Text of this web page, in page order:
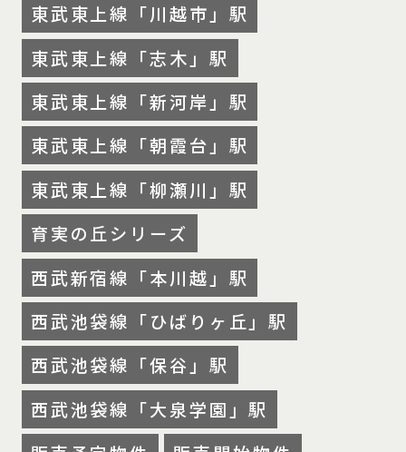
東武東上線「川越市」駅
東武東上線「志木」駅
東武東上線「新河岸」駅
東武東上線「朝霞台」駅
東武東上線「柳瀬川」駅
育実の丘シリーズ
西武新宿線「本川越」駅
西武池袋線「ひばりヶ丘」駅
西武池袋線「保谷」駅
西武池袋線「大泉学園」駅